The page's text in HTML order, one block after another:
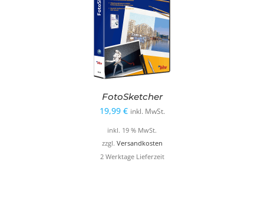
FotoSketcher
19,99 € inkl. MwSt.
inkl. 19 % MwSt.
zzgl. Versandkosten
2 Werktage Lieferzeit